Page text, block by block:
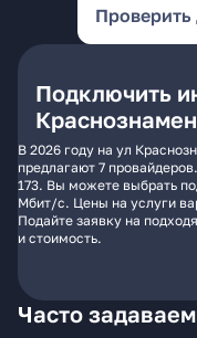
Проверить
Подключить
В 2026 году на ул
предлагают 7
173. Вы можете выбрать
Мбит/с. Цены на услуги
Подайте заявку на
и стоимость.
Часто